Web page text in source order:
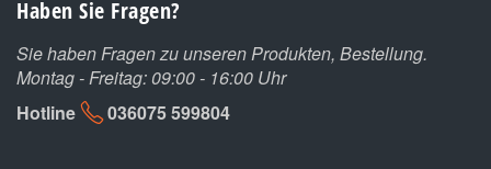
Haben Sie Fragen?
Sie haben Fragen zu unseren Produkten, Bestellung.
Montag - Freitag: 09:00 - 16:00 Uhr
Hotline
036075 599804